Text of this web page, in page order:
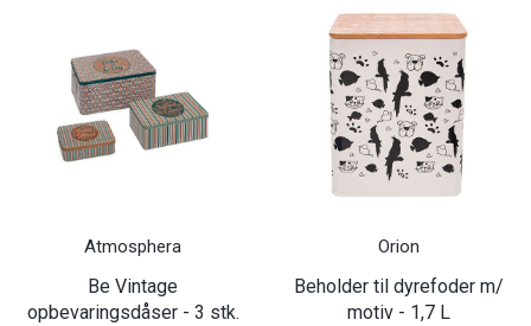
Atmosphera
Be Vintage
opbevaringsdåser - 3 stk.
Orion
Beholder til dyrefoder m/
motiv - 1,7 L